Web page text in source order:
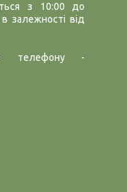
з 10:00 до
залежності від
телефону -